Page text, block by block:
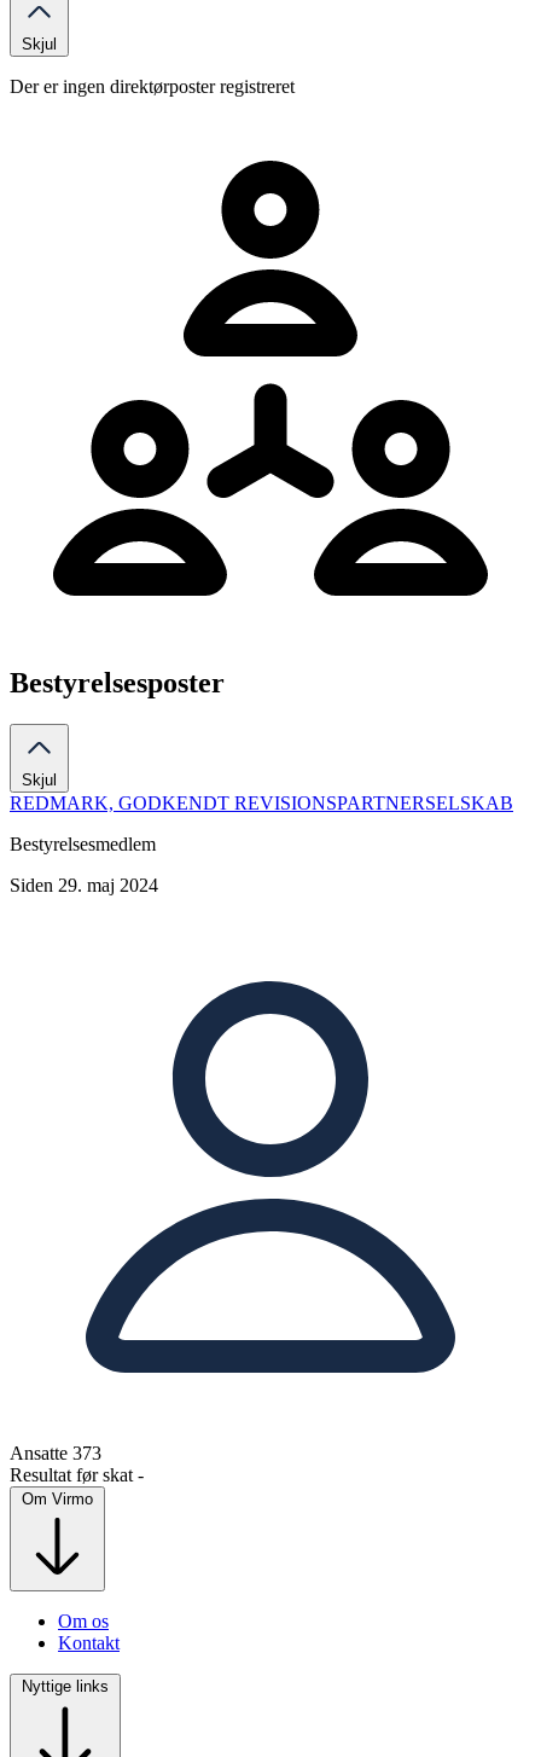
Skjul
Der er ingen direktørposter registreret
Bestyrelsesposter
Skjul
REDMARK, GODKENDT REVISIONSPARTNERSELSKAB
Bestyrelsesmedlem
Siden 29. maj 2024
Ansatte 373
Resultat før skat -
Om Virmo
Om os
Kontakt
Nyttige links